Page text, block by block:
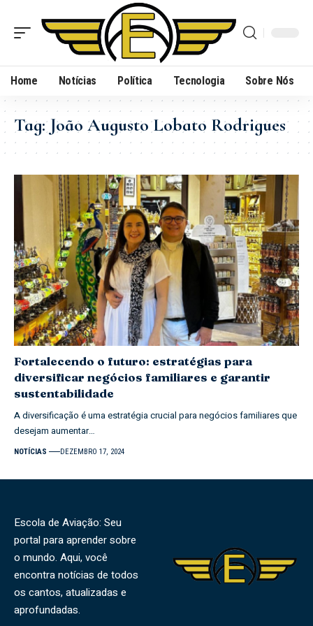
Home Notícias Política Tecnologia Sobre Nós
Tag:João Augusto Lobato Rodrigues
Fortalecendo o futuro: estratégias para
diversificar negócios familiares e garantir
sustentabilidade
A diversificação é uma estratégia crucial para negócios familiares que
desejam aumentar…
NOTÍCIAS DEZEMBRO 17, 2024
Escola de Aviação: Seu
portal para aprender sobre
o mundo. Aqui, você
encontra notícias de todos
os cantos, atualizadas e
aprofundadas.